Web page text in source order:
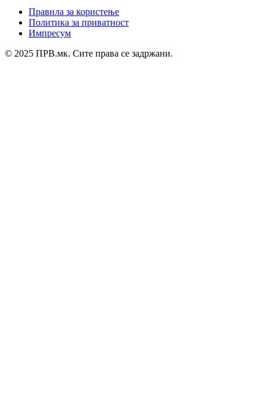
Правила за користење
Политика за приватност
Импресум
© 2025 ПРВ.мк. Сите права се задржани.